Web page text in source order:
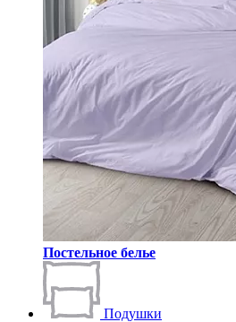
Постельное белье
Подушки